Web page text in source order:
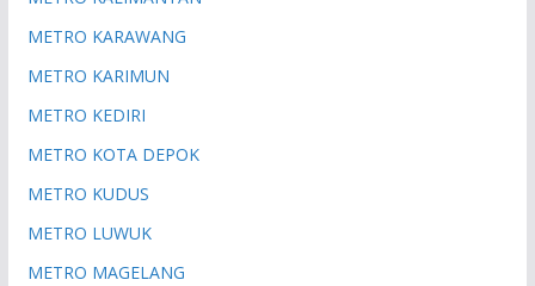
METRO KARAWANG
METRO KARIMUN
METRO KEDIRI
METRO KOTA DEPOK
METRO KUDUS
METRO LUWUK
METRO MAGELANG